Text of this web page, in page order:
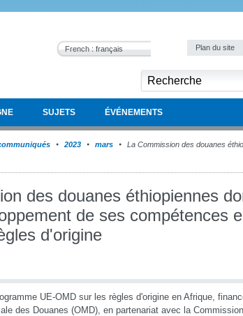
French : français Plan du site
SUJETS ÉVÉNEMENTS
2023 mars
La Commission des douanes
des douanes éthiopiennes
de ses compétences
d'origine
UE-OMD sur les règles d'origine en Afrique,
des Douanes (OMD), en partenariat avec la